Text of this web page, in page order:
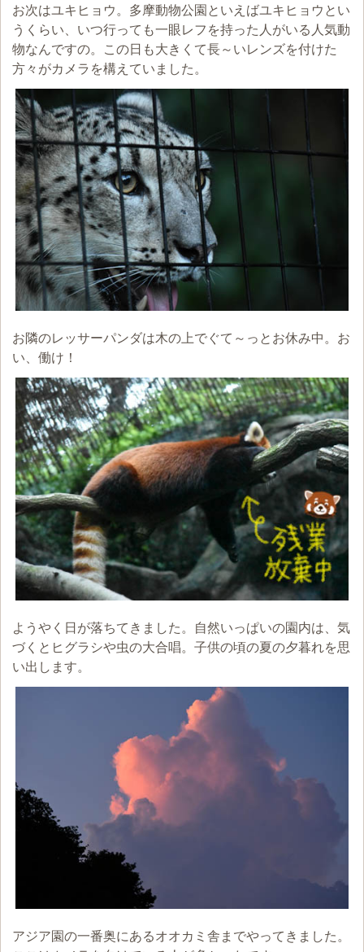
お次はユキヒョウ。多摩動物公園といえばユキヒョウとい
うくらい、いつ行っても一眼レフを持った人がいる人気動
物なんですの。この日も大きくて長～いレンズを付けた
方々がカメラを構えていました。
お隣のレッサーパンダは木の上でぐて～っとお休み中。お
い、働け！
ようやく日が落ちてきました。自然いっぱいの園内は、気
づくとヒグラシや虫の大合唱。子供の頃の夏の夕暮れを思
い出します。
アジア園の一番奥にあるオオカミ舎までやってきました。